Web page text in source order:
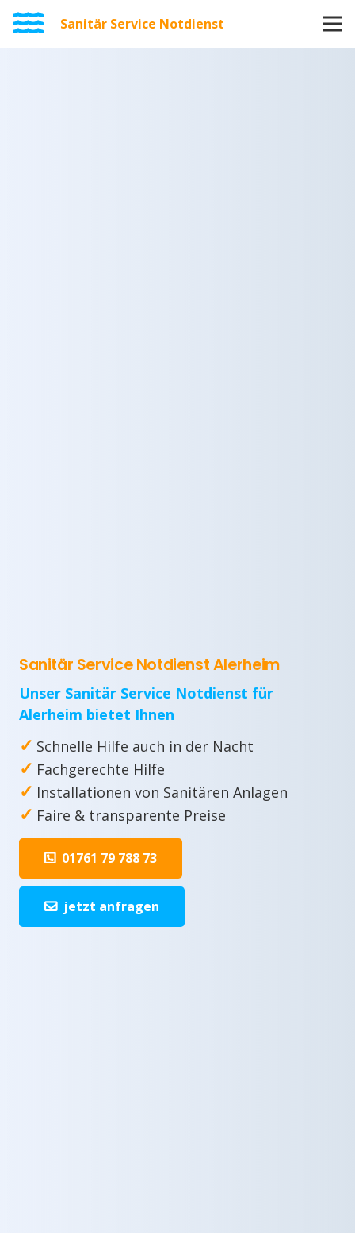
Sanitär Service Notdienst
Sanitär Service Notdienst Alerheim
Unser Sanitär Service Notdienst für
Alerheim bietet Ihnen
✓ Schnelle Hilfe auch in der Nacht
✓ Fachgerechte Hilfe
✓ Installationen von Sanitären Anlagen
✓ Faire & transparente Preise
01761 79 788 73
jetzt anfragen